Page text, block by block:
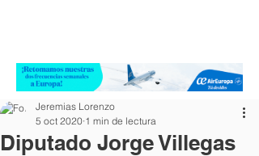
Diputado Jorge Villegas
Jeremias Lorenzo
5 oct 2020 1 min de lectura